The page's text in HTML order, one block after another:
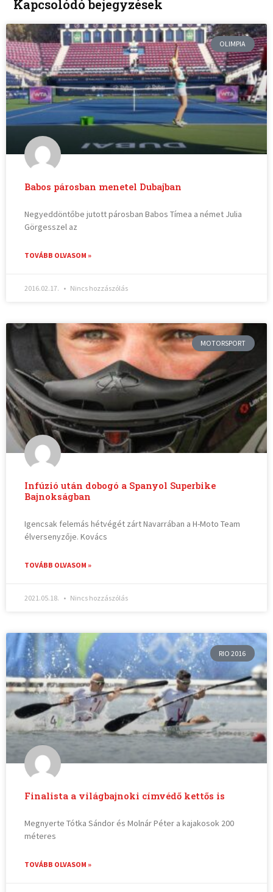
Kapcsolódó bejegyzések
OLIMPIA
Babos párosban menetel Dubajban
Negyeddöntőbe jutott párosban Babos Tímea a német Julia
Görgesszel az
TOVÁBB OLVASOM »
2016.02.17. Nincs hozzászólás
MOTORSPORT
Infúzió után dobogó a Spanyol Superbike
Bajnokságban
Igencsak felemás hétvégét zárt Navarrában a H-Moto Team
élversenyzője. Kovács
TOVÁBB OLVASOM »
2021.05.18. Nincs hozzászólás
RIO 2016
Finalista a világbajnoki címvédő kettős is
Megnyerte Tótka Sándor és Molnár Péter a kajakosok 200
méteres
TOVÁBB OLVASOM »